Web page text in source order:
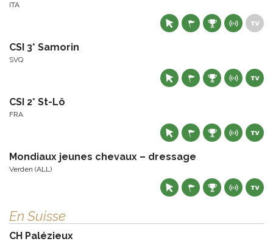
ITA
CSI 3* Samorin
SVQ
CSI 2* St-Lô
FRA
Mondiaux jeunes chevaux – dressage
Verden (ALL)
En Suisse
CH Palézieux